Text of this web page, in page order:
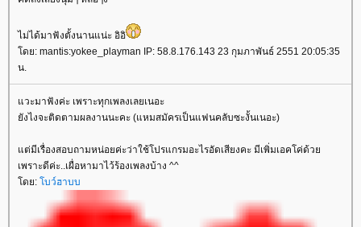
ไม่ได้มาฟังตั้งนานแน่ะ อิอิ
ดย: mantis:yokee_playman IP: 58.8.176.143 23 กุมภาพันธ์ 2551 20:05:35
น.
วะมาฟังค่ะ เพราะทุกเพลงเลยเนอะ
ังไงจะติดตามผลงานนะคะ (แหมสมัครเป็นแฟนคลับซะงั้นเนอะ)
ต่มีเรื่องสอบถามหน่อยค่ะว่าใช้โปรแกรมอะไรอัดเสียงคะ มีเพิ่มเอคโค่ด้ว
เพราะดีค่ะ..เผื่อหามาไว้ร้องเพลงบ้าง ^^
ดย: บว์ฮาบบ